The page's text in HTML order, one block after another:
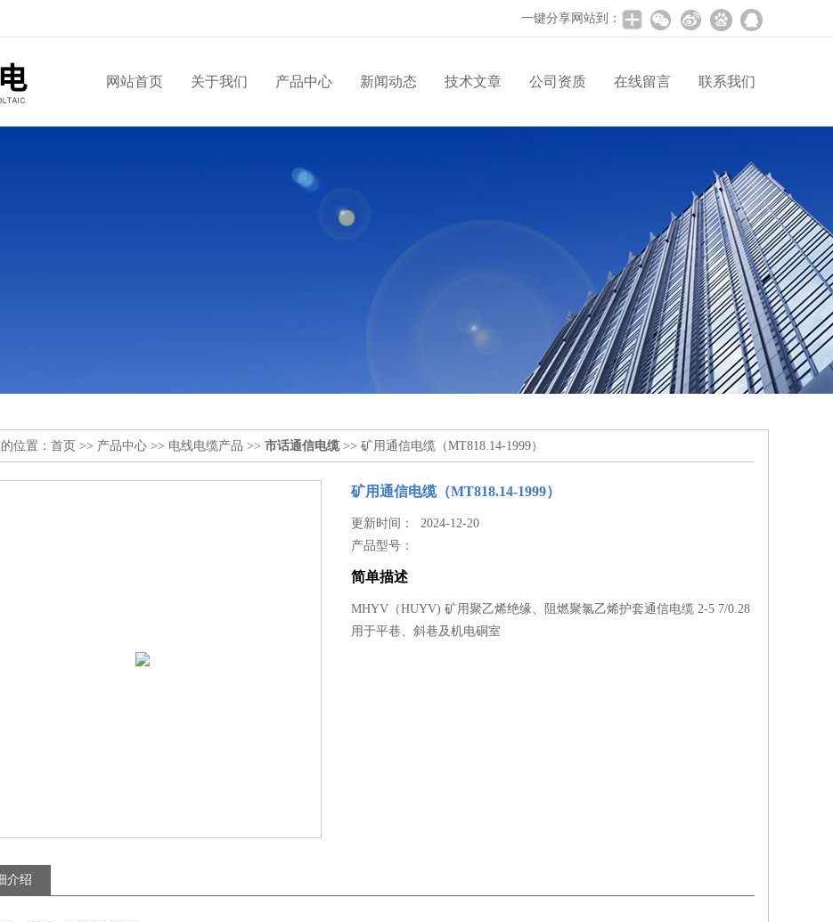
一键分享网站到：
网站首页 关于我们 产品中心 新闻动态 技术文章 公司资质 在线留言 联系我们
位置： 首页 >> 产品中心 >> 电线电缆产品 >> 市话通信电缆>> 矿用通信电缆（MT818.14-1999）
矿用通信电缆（MT818.14-1999）
更新时间： 2024-12-20
产品型号：
简单描述
MHYV（HUYV) 矿用聚乙烯绝缘、阻燃聚氯乙烯护套通信电缆 2-5 7/0.28
用于平巷、斜巷及机电硐室
介绍